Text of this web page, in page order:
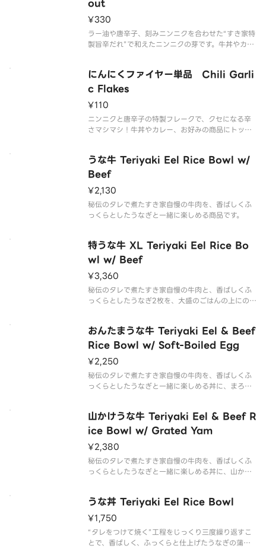
out
¥330
ラー油や唐辛子、刻みニンニクを合わせた“すき家特
製旨辛だれ”で和えたニンニクの芽です。牛丼やカレ
です。お子様・辛いものが苦手な方はご注意くださ
い。
にんにくファイヤー単品 Chili Garli
c Flakes
¥110
ニンニクと唐辛子の特製フレークで、クセになる辛
さマシマシ！牛丼やカレー、お好みの商品にトッピ
苦手な方はご注意くださ
うな牛 Teriyaki Eel Rice Bowl w/
Beef
¥2,130
秘伝のタレで煮たすき家自慢の牛肉を、香ばしくふ
っくらとしたうなぎと一緒に楽しめる商品です。
特うな牛 XL Teriyaki Eel Rice Bo
wl w/ Beef
¥3,360
秘伝のタレで煮たすき家自慢の牛肉と、香ばしくふ
っくらとしたうなぎ2枚を、大盛のごはんの上にのせ
おんたまうな牛 Teriyaki Eel & Beef
Rice Bowl w/ Soft-Boiled Egg
¥2,250
秘伝のタレで煮たすき家自慢の牛肉を、香ばしくふ
っくらとしたうなぎと一緒に楽しめる丼に、まろや
山かけうな牛 Teriyaki Eel & Beef R
ice Bowl w/ Grated Yam
¥2,380
秘伝のタレで煮たすき家自慢の牛肉を、香ばしくふ
っくらとしたうなぎと一緒に楽しめる丼に、山かけ
うな丼 Teriyaki Eel Rice Bowl
¥1,750
“タレをつけて焼く”工程をじっくり三度繰り返すこ
とで、香ばしく、ふっくらと仕上げたうなぎの蒲焼